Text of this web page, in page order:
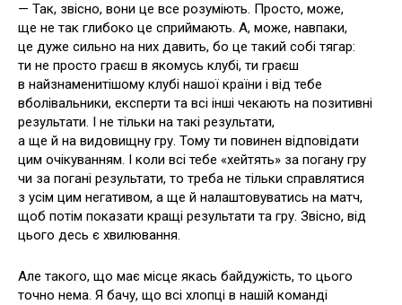
— Так, звісно, вони це все розуміють. Просто, може,
ще не так глибоко це сприймають. А, може, навпаки,
це дуже сильно на них давить, бо це такий собі тягар:
ти не просто граєш в якомусь клубі, ти граєш
в найзнаменитішому клубі нашої країни і від тебе
вболівальники, експерти та всі інші чекають на позитивні
результати. І не тільки на такі результати,
а ще й на видовищну гру. Тому ти повинен відповідати
цим очікуванням. І коли всі тебе «хейтять» за погану гру
чи за погані результати, то треба не тільки справлятися
з усім цим негативом, а ще й налаштовуватись на матч,
щоб потім показати кращі результати та гру. Звісно, від
цього десь є хвилювання.
Але такого, що має місце якась байдужість, то цього
точно нема. Я бачу, що всі хлопці в нашій команді